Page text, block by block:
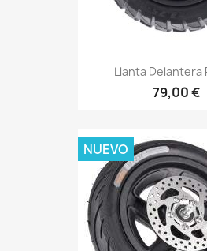
Llanta Delantera
79,00 €
NUEVO